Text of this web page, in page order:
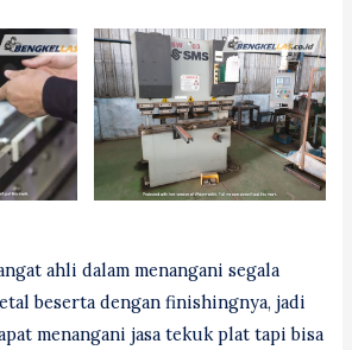
ahli dalam menangani segala
beserta dengan finishingnya, jadi
menangani jasa tekuk plat tapi bisa